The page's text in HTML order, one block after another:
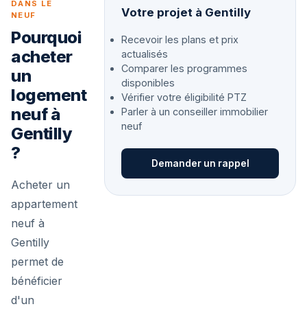
DANS LE
NEUF
Pourquoi
acheter
un
logement
neuf à
Gentilly
?
Acheter un
appartement
neuf à
Gentilly
permet de
bénéficier
d'un
Votre projet à Gentilly
Recevoir les plans et prix
actualisés
Comparer les programmes
disponibles
Vérifier votre éligibilité PTZ
Parler à un conseiller immobilier
neuf
Demander un rappel